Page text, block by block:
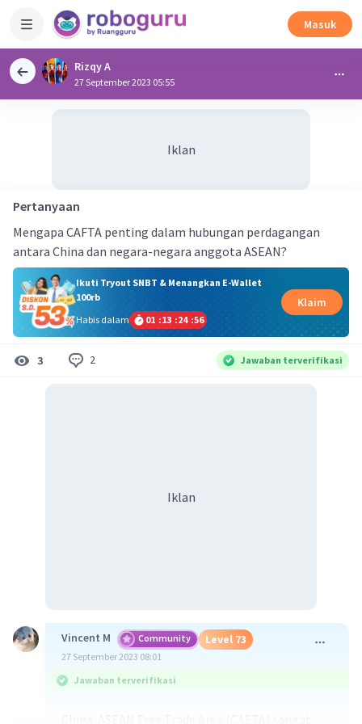
Masuk
Rizqy A
27 September 2023 05:55
Iklan
Pertanyaan
Mengapa CAFTA penting dalam hubungan perdagangan
antara China dan negara-negara anggota ASEAN?
Ikuti Tryout SNBT & Menangkan E-Wallet
100rb
Habis dalam
01 :13 :24 :56
Klaim
3 2 Jawaban terverifikasi
Iklan
Vincent M Community Level 73
27 September 2023 08:01
Jawaban terverifikasi